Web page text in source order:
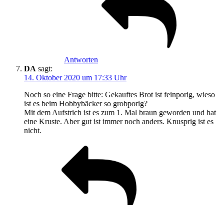
Antworten
DA sagt:
14. Oktober 2020 um 17:33 Uhr
Noch so eine Frage bitte: Gekauftes Brot ist feinporig, wieso
ist es beim Hobbybäcker so grobporig?
Mit dem Aufstrich ist es zum 1. Mal braun geworden und hat
eine Kruste. Aber gut ist immer noch anders. Knusprig ist es
nicht.